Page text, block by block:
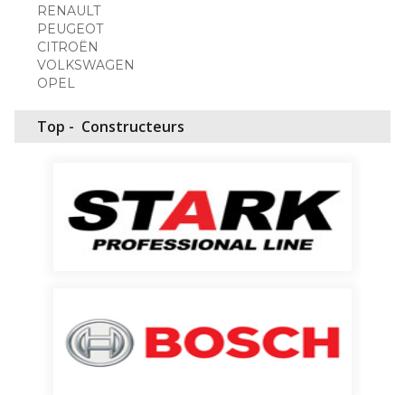
RENAULT
PEUGEOT
CITROËN
VOLKSWAGEN
OPEL
Top - Constructeurs